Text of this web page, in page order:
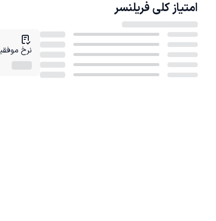
امتیاز کلی فریلنسر
نرخ